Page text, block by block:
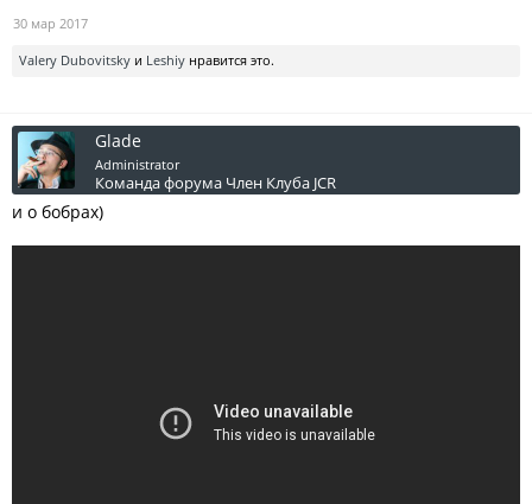
30 мар 2017
Valery Dubovitsky и Leshiy нравится это.
Glade
Administrator
Команда форума Член Клуба JCR
и о бобрах)